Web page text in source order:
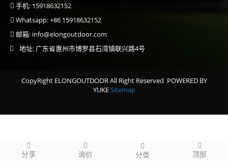
分享 询价 分类 顶部
手机: 15918632152
Whatsapp: +86 15918632152
邮箱: info@elongoutdoor.com
地址: 广东省惠州市博罗县石湾镇联兴路4号
CopyRight ELONGOUTDOOR All Right Reserved POWERED BY
YUKESitemap